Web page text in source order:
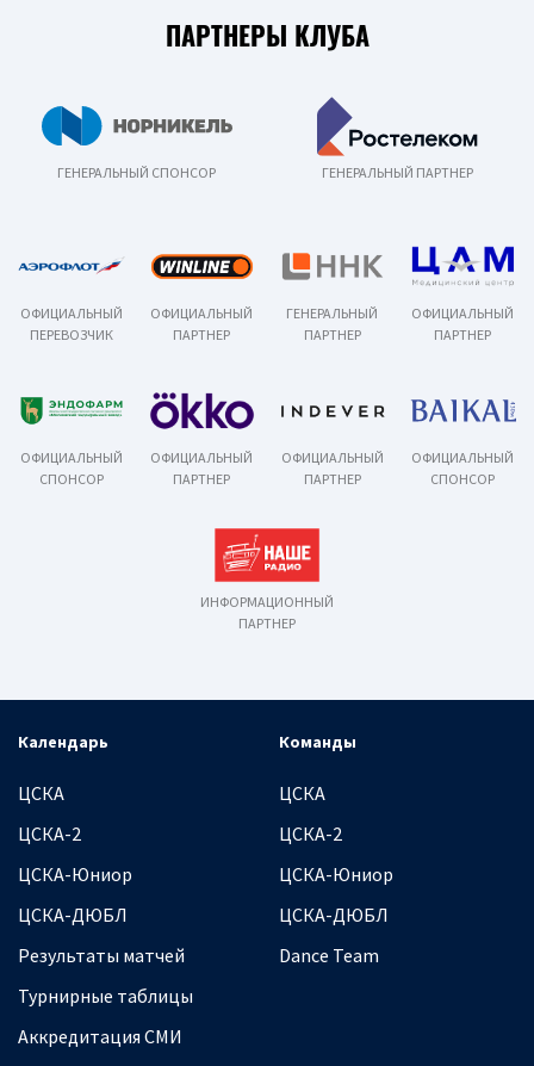
ПАРТНЕРЫ КЛУБА
ГЕНЕРАЛЬНЫЙ СПОНСОР ГЕНЕРАЛЬНЫЙ ПАРТНЕР
ОФИЦИАЛЬНЫЙ
ПЕРЕВОЗЧИК
ОФИЦИАЛЬНЫЙ
ПАРТНЕР
ГЕНЕРАЛЬНЫЙ
ПАРТНЕР
ОФИЦИАЛЬНЫЙ
ПАРТНЕР
ОФИЦИАЛЬНЫЙ
СПОНСОР
ОФИЦИАЛЬНЫЙ
ПАРТНЕР
ОФИЦИАЛЬНЫЙ
ПАРТНЕР
ОФИЦИАЛЬНЫЙ
СПОНСОР
ИНФОРМАЦИОННЫЙ
ПАРТНЕР
Календарь
ЦСКА
ЦСКА-2
ЦСКА-Юниор
ЦСКА-ДЮБЛ
Результаты матчей
Турнирные таблицы
Аккредитация СМИ
Команды
ЦСКА
ЦСКА-2
ЦСКА-Юниор
ЦСКА-ДЮБЛ
Dance Team